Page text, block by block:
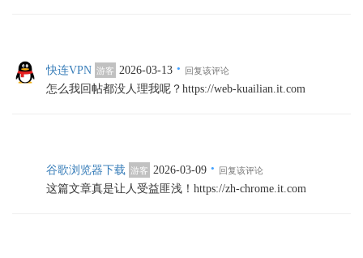
快连VPN 游客 2026-03-13 · 回复该评论
怎么我回帖都没人理我呢？https://web-kuailian.it.com
谷歌浏览器下载 游客 2026-03-09 · 回复该评论
这篇文章真是让人受益匪浅！https://zh-chrome.it.com